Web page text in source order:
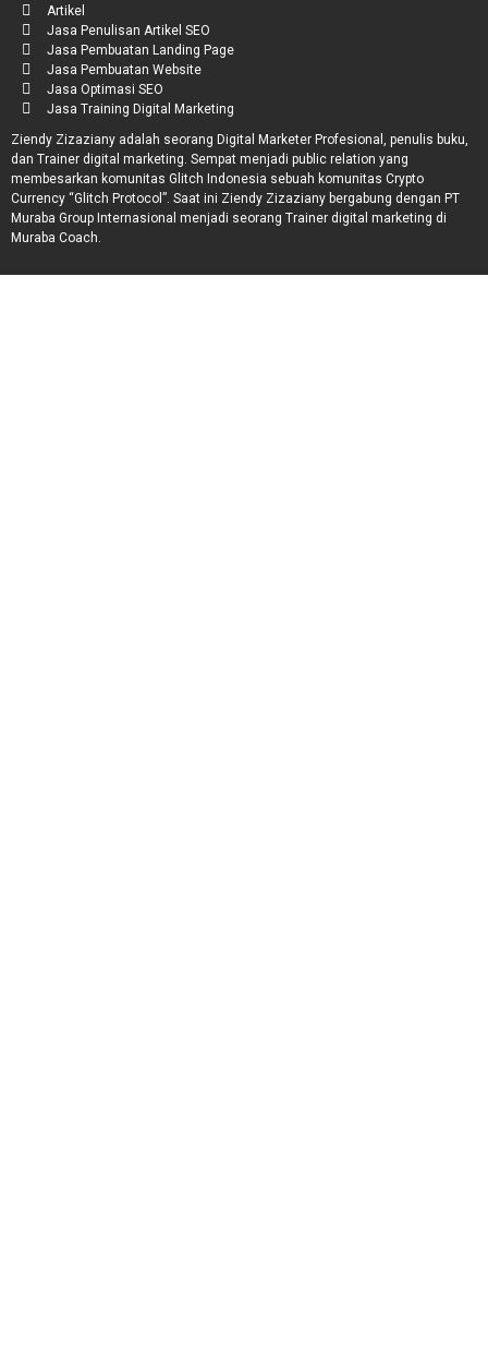
Artikel
Jasa Penulisan Artikel SEO
Jasa Pembuatan Landing Page
Jasa Pembuatan Website
Jasa Optimasi SEO
Jasa Training Digital Marketing
Ziendy Zizaziany adalah seorang Digital Marketer Profesional, penulis buku,
dan Trainer digital marketing. Sempat menjadi public relation yang
membesarkan komunitas Glitch Indonesia sebuah komunitas Crypto
Currency “Glitch Protocol”. Saat ini Ziendy Zizaziany bergabung dengan PT
Muraba Group Internasional menjadi seorang Trainer digital marketing di
Muraba Coach.